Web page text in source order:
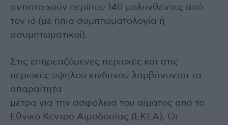
αντιστοιχούν περίπου 140 μολυνθέντες από
τον ιό (με ήπια συμπτωματολογία ή
ασυμπτωματικοί).
Στις επηρεαζόμενες περιοχές και στις
περιοχές υψηλού κινδύνου λαμβάνονται τα
απαραίτητα
μέτρα για την ασφάλεια του αίματος από το
Εθνικό Κέντρο Αιμοδοσίας (ΕΚΕΑ). Οι